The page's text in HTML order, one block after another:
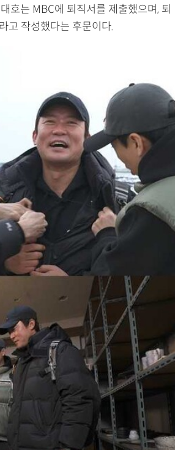
호는 MBC에 퇴직서를 제출했으며, 퇴
고 작성했다는 후문이다.